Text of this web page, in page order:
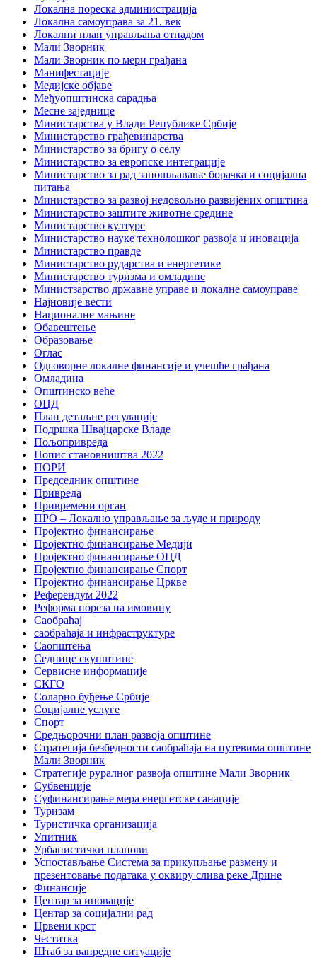
Локална пореска администрација
Локална самоуправа за 21. век
Локални план управљања отпадом
Мали Зворник
Мали Зворник по мери грађана
Манифестације
Медијске објаве
Међуопштинска сарадња
Месне заједнице
Министарства у Влади Републике Србије
Министарство грађевинарства
Министарство за бригу о селу
Министарство за европске интеграције
Министарство за рад запошљавање борачка и социјална
питања
Министарство за развој недовољно развијених општина
Министарство заштите животне средине
Министарство културе
Министарство науке технолошког развоја и иновација
Министарство правде
Министарство рударства и енергетике
Министарство туризма и омладине
Министзарство државне управе и локалне самоуправе
Најновије вести
Националне мањине
Обавештење
Образовање
Оглас
Одговорне локалне финансије и учешће грађана
Омладина
Општинско веће
ОЦД
План детаљне регулације
Подршка Швајцарске Владе
Пољопривреда
Попис становништва 2022
ПОРИ
Председник општине
Привреда
Привремени орган
ПРО – Локално управљање за људе и природу
Пројектно финансирање
Пројектно финансирање Медији
Пројектно финансирање ОЦД
Пројектно финансирање Спорт
Пројектно финансирање Цркве
Референдум 2022
Реформа пореза на имовину
Саобраћај
саобраћаја и инфраструктуре
Саопштења
Седнице скупштине
Сервисне информације
СКГО
Соларно буђење Србије
Социјалне услуге
Спорт
Средњорочни план развоја општине
Стратегија безбедности саобраћаја на путевима општине
Мали Зворник
Стратегије руралног развоја општине Мали Зворник
Субвенције
Суфинансирање мера енергетске санације
Туризам
Туристичка организација
Упитник
Урбанистички планови
Успостављање Система за прикупљање размену и
презентовање података у оквиру слива реке Дрине
Финансије
Центар за иновације
Центар за социјални рад
Црвени крст
Честитка
Штаб за ванредне ситуације